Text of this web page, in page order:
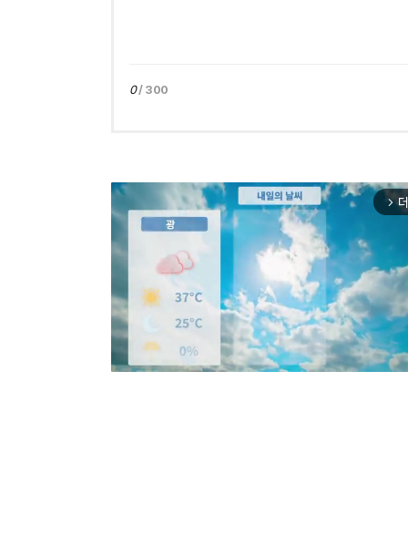
0/ 300
arrow_forward_ios